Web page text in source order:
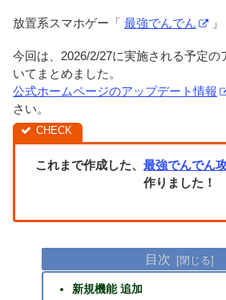
放置系スマホゲー「 最強でんでん
今回は、2026/2/27に実施される予定の
いてまとめました。
公式ホームページのアップデート情報
さい。
これまで作成した、 最強でんでん
作りました！
目次
新規機能 追加